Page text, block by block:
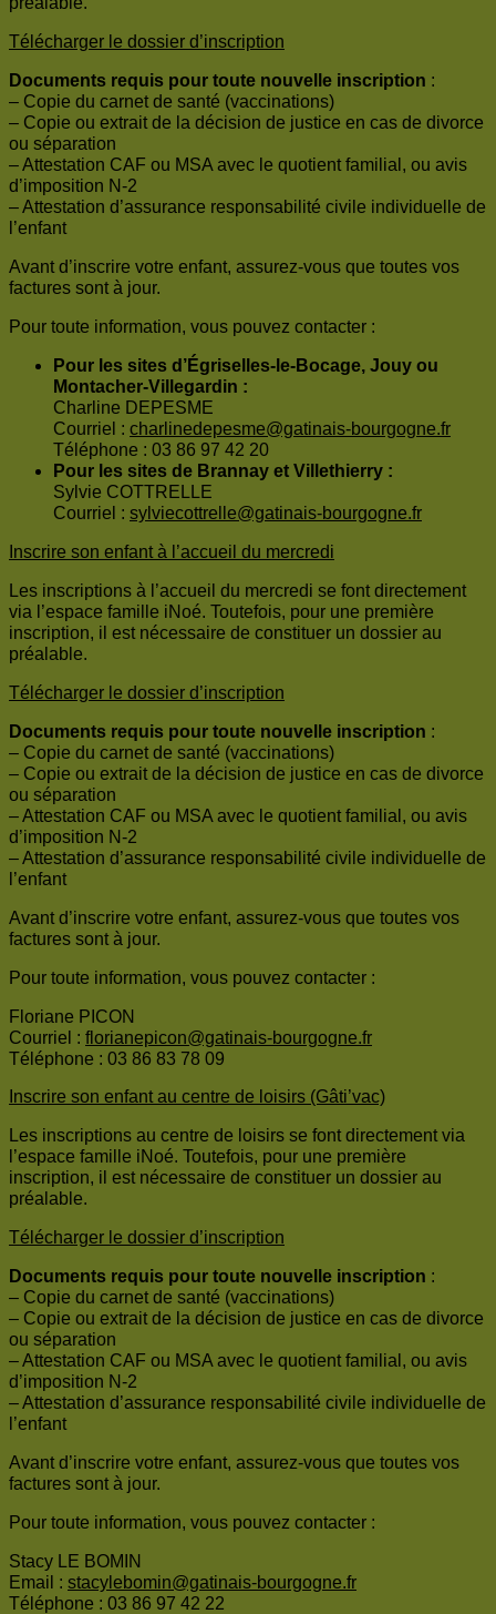
Télécharger le dossier d’inscription
Documents requis pour toute nouvelle inscription :
– Copie du carnet de santé (vaccinations)
– Copie ou extrait de la décision de justice en cas de divorce
ou séparation
– Attestation CAF ou MSA avec le quotient familial, ou avis
d’imposition N-2
– Attestation d’assurance responsabilité civile individuelle de
l’enfant
Avant d’inscrire votre enfant, assurez-vous que toutes vos
factures sont à jour.
Pour toute information, vous pouvez contacter :
Pour les sites d’Égriselles-le-Bocage, Jouy ou
Montacher-Villegardin :
Charline DEPESME
Courriel : charlinedepesme@gatinais-bourgogne.fr
Téléphone : 03 86 97 42 20
Pour les sites de Brannay et Villethierry :
Sylvie COTTRELLE
Courriel : sylviecottrelle@gatinais-bourgogne.fr
Inscrire son enfant à l’accueil du mercredi
Les inscriptions à l’accueil du mercredi se font directement
via l’espace famille iNoé. Toutefois, pour une première
inscription, il est nécessaire de constituer un dossier au
préalable.
Télécharger le dossier d’inscription
Documents requis pour toute nouvelle inscription :
– Copie du carnet de santé (vaccinations)
– Copie ou extrait de la décision de justice en cas de divorce
ou séparation
– Attestation CAF ou MSA avec le quotient familial, ou avis
d’imposition N-2
– Attestation d’assurance responsabilité civile individuelle de
l’enfant
Avant d’inscrire votre enfant, assurez-vous que toutes vos
factures sont à jour.
Pour toute information, vous pouvez contacter :
Floriane PICON
Courriel : florianepicon@gatinais-bourgogne.fr
Téléphone : 03 86 83 78 09
Inscrire son enfant au centre de loisirs (Gâti’vac)
Les inscriptions au centre de loisirs se font directement via
l’espace famille iNoé. Toutefois, pour une première
inscription, il est nécessaire de constituer un dossier au
préalable.
Télécharger le dossier d’inscription
Documents requis pour toute nouvelle inscription :
– Copie du carnet de santé (vaccinations)
– Copie ou extrait de la décision de justice en cas de divorce
ou séparation
– Attestation CAF ou MSA avec le quotient familial, ou avis
d’imposition N-2
– Attestation d’assurance responsabilité civile individuelle de
l’enfant
Avant d’inscrire votre enfant, assurez-vous que toutes vos
factures sont à jour.
Pour toute information, vous pouvez contacter :
Stacy LE BOMIN
Email : stacylebomin@gatinais-bourgogne.fr
Téléphone : 03 86 97 42 22